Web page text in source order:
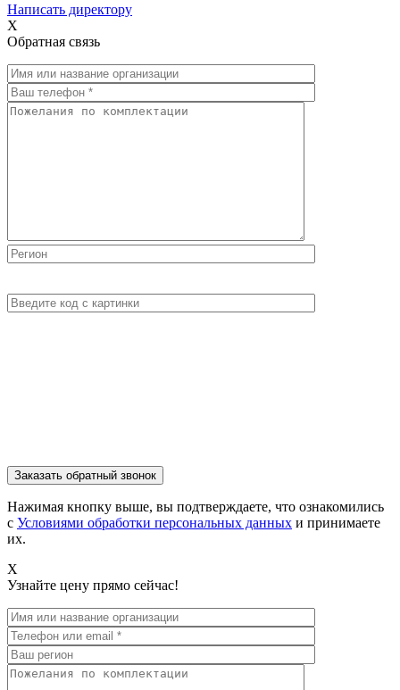
Написать директору
X
Обратная связь
Нажимая кнопку выше, вы подтверждаете, что ознакомились
с Условиями обработки персональных данных и принимаете
их.
X
Узнайте цену прямо сейчас!